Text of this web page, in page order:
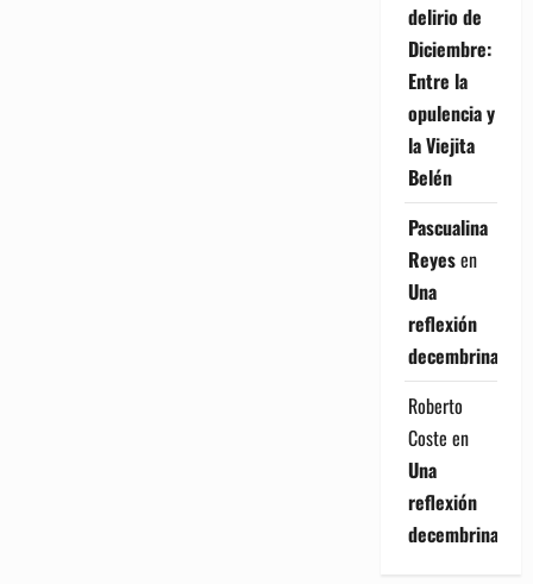
delirio de
Diciembre:
Entre la
opulencia y
la Viejita
Belén
Pascualina
Reyesen
Una
reflexión
decembrina
Roberto
Coste en
Una
reflexión
decembrina